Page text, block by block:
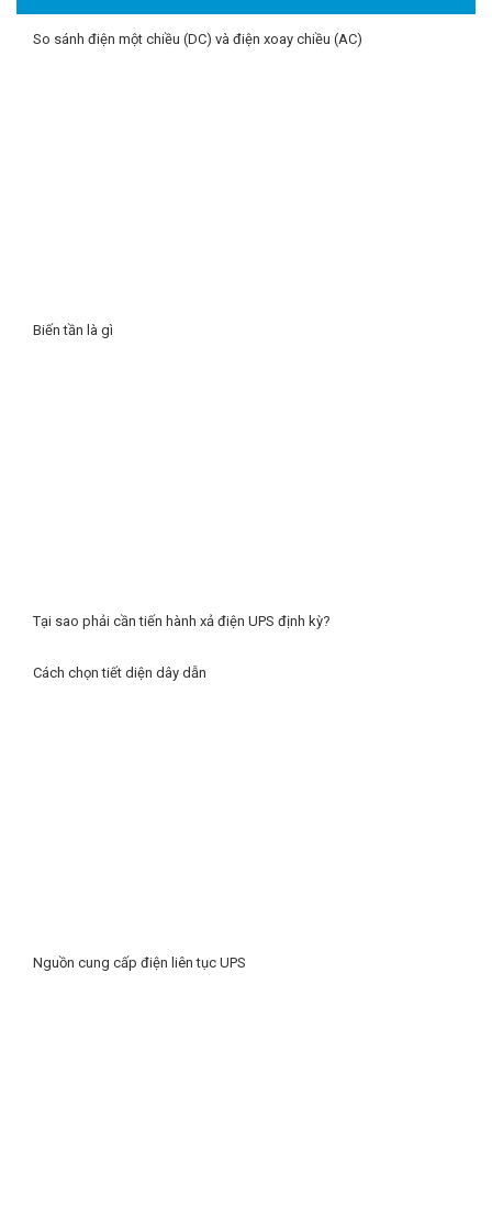
So sánh điện một chiều (DC) và điện xoay chiều (AC)
Biến tần là gì
Tại sao phải cần tiến hành xả điện UPS định kỳ?
Cách chọn tiết diện dây dẫn
Nguồn cung cấp điện liên tục UPS